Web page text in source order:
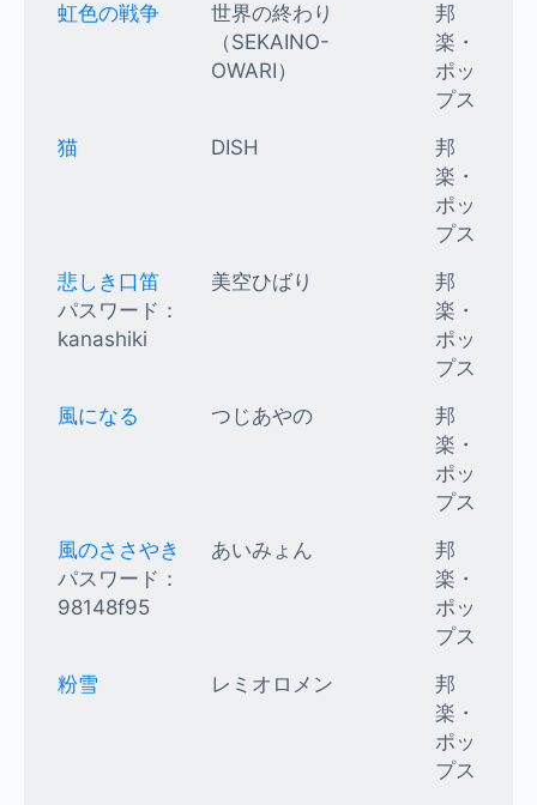
虹色の戦争
世界の終わり
（SEKAINO-
OWARI）
邦
楽・
ポッ
プス
猫
DISH
邦
楽・
ポッ
プス
悲しき口笛
パスワード：
kanashiki
美空ひばり
邦
楽・
ポッ
プス
風になる
つじあやの
邦
楽・
ポッ
プス
風のささやき
パスワード：
98148f95
あいみょん
邦
楽・
ポッ
プス
粉雪
レミオロメン
邦
楽・
ポッ
プス